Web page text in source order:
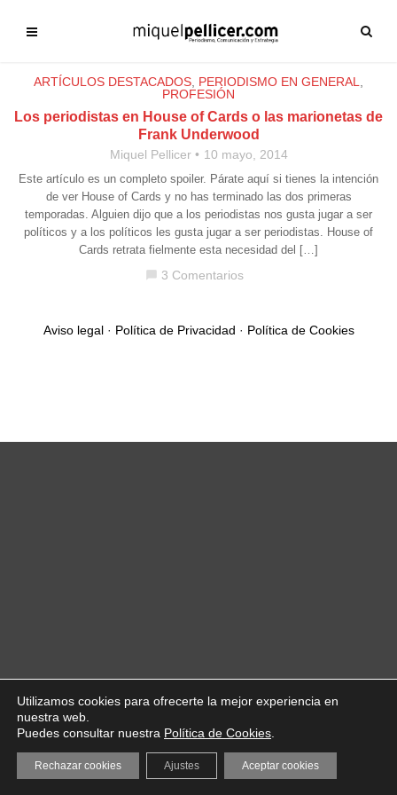
ARTÍCULOS DESTACADOS PERIODISMO EN GENERAL
PROFESIÓN
Los periodistas en House of Cards o las marionetas de
Frank Underwood
Miquel Pellicer 10 mayo, 2014
Este artículo es un completo spoiler. Párate aquí si tienes la intención
de ver House of Cards y no has terminado las dos primeras
temporadas. Alguien dijo que a los periodistas nos gusta jugar a ser
políticos y a los políticos les gusta jugar a ser periodistas. House of
Cards retrata fielmente esta necesidad del […]
chat_bubble 3 Comentarios
Aviso legal· Política de Privacidad · Política de Cookies
Utilizamos cookies para ofrecerte la mejor experiencia en
nuestra web.
Puedes consultar nuestra Política de Cookies
Aceptar cookies
Rechazar cookies Ajustes